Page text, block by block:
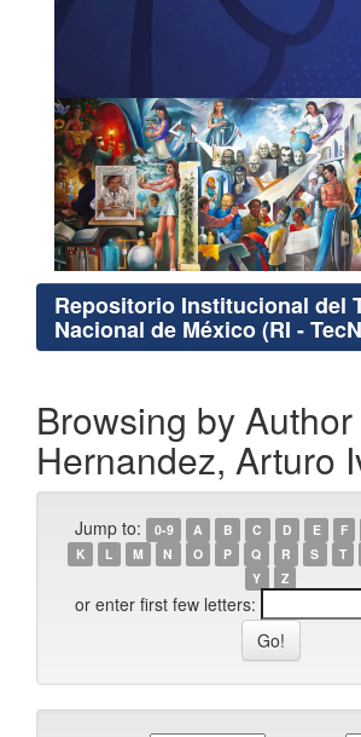
Repositorio Institucional del
Nacional de México (RI -
Browsing by
Hernandez, Arturo
Jump to: 0-9 A B C D E F
K
L M N O P Q R S T
Y
Z
or enter first few letters: